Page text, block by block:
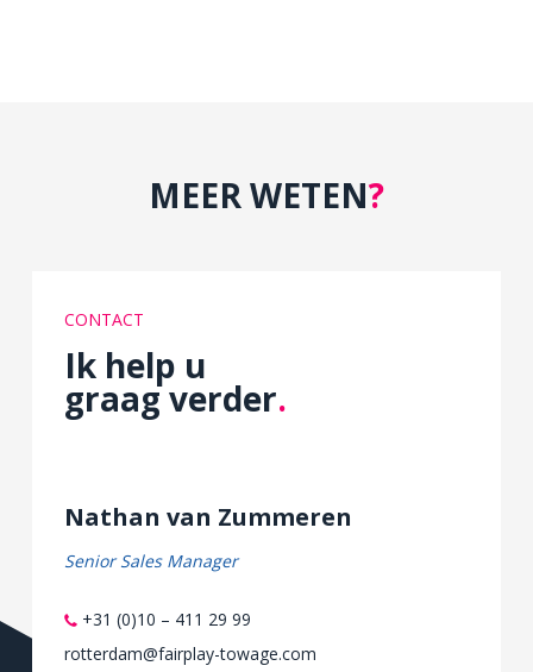
MEER WETEN?
CONTACT
Ik help u
graag verder.
Nathan van Zummeren
Senior Sales Manager
+31 (0)10 – 411 29 99
rotterdam@fairplay-towage.com